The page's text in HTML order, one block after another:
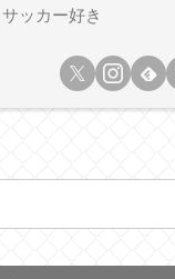
サッカー好き